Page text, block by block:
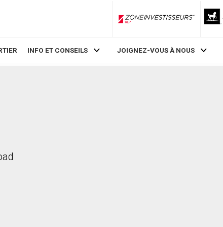
ZoneInvestisseurs RLP
INFO ET CONSEILS JOIGNEZ-VOUS À NOUS